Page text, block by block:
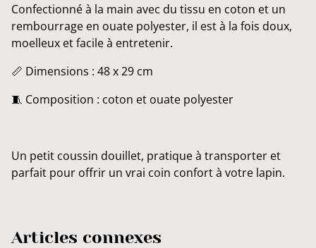
Confectionné à la main avec du tissu en coton et un
rembourrage en ouate polyester, il est à la fois doux,
moelleux et facile à entretenir.
📏 Dimensions : 48 x 29 cm
🧵 Composition : coton et ouate polyester
Un petit coussin douillet, pratique à transporter et
parfait pour offrir un vrai coin confort à votre lapin.
Articles connexes